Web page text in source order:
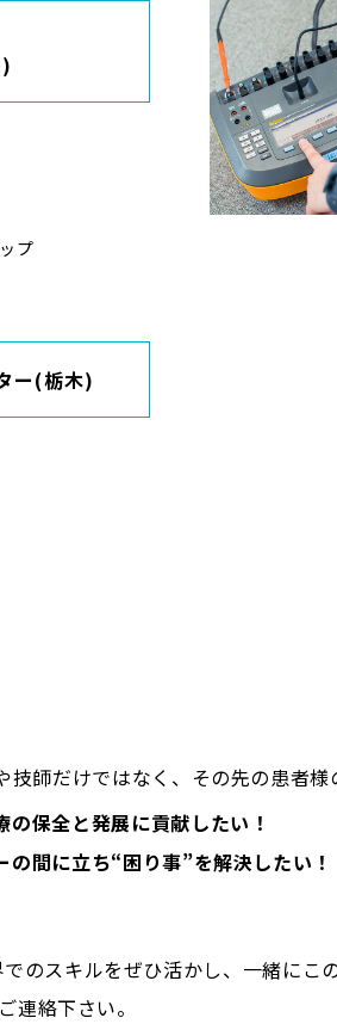
プ
ー(栃木)
技師だけではなく、その先の患者様
の保全と発展に貢献したい！
の間に立ち“困り事”を解決したい！
のスキルをぜひ活かし、一緒にこ
連絡下さい。